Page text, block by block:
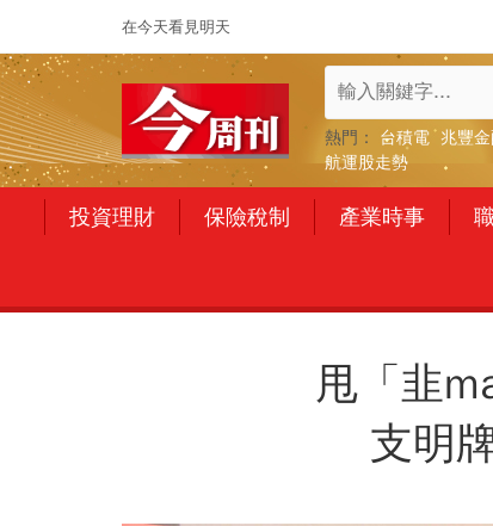
在今天看見明天
熱門： 台積電 兆豐
航運股走勢
投資理財 保險稅制 產業時事
甩「韭
支明